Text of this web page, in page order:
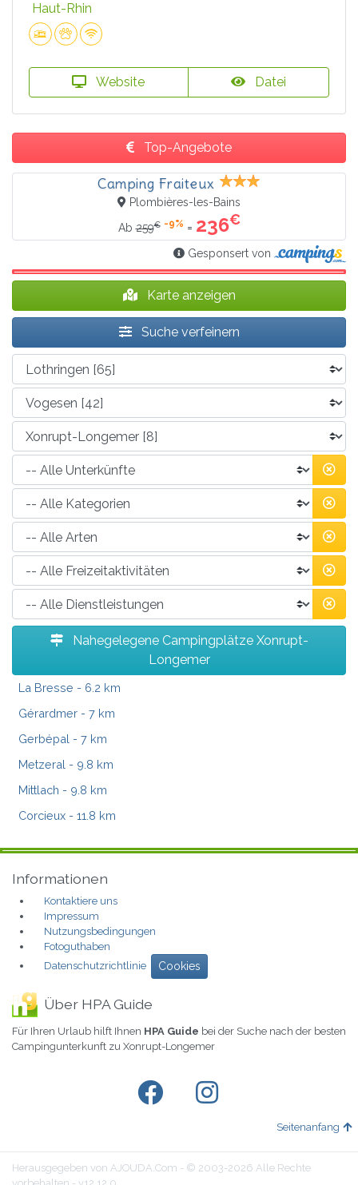
Haut-Rhin
Website Datei
Top-Angebote
Camping Fraiteux
Plombières-les-Bains
Ab259€ -9% = 236€
Gesponsert von
Karte anzeigen
Suche verfeinern
Nahegelegene Campingplätze Xonrupt-
Longemer
La Bresse - 6.2 km
Gérardmer - 7 km
Gerbépal - 7 km
Metzeral - 9.8 km
Mittlach - 9.8 km
Corcieux - 11.8 km
Informationen
Kontaktiere uns
Impressum
Nutzungsbedingungen
Fotoguthaben
Datenschutzrichtlinie
Cookies
Über HPA Guide
Für Ihren Urlaub hilft Ihnen HPA Guide bei der Suche nach der besten
Campingunterkunft zu Xonrupt-Longemer
Seitenanfang
Herausgegeben von AJOUDA.Com - © 2003-2026 Alle Rechte